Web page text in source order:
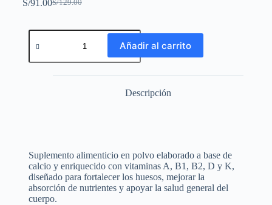
S/129.00
S/91.00
Añadir al carrito
Descripción
Suplemento alimenticio en polvo elaborado a base de
calcio y enriquecido con vitaminas A, B1, B2, D y K,
diseñado para fortalecer los huesos, mejorar la
absorción de nutrientes y apoyar la salud general del
cuerpo.